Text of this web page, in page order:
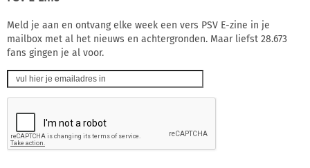
Meld je aan en ontvang elke week een vers PSV E-zine in je
mailbox met al het nieuws en achtergronden. Maar liefst 28.673
fans gingen je al voor.